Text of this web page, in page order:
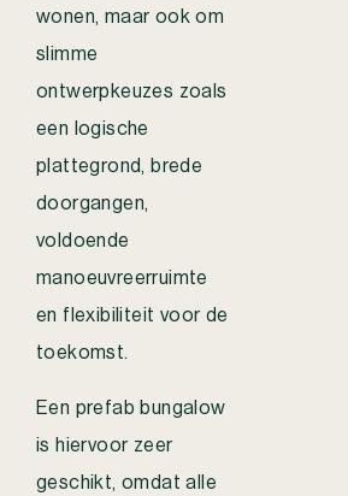
wonen, maar ook om
slimme
ontwerpkeuzes zoals
een logische
plattegrond, brede
doorgangen,
voldoende
manoeuvreerruimte
en flexibiliteit voor de
toekomst.
Een prefab bungalow
is hiervoor zeer
geschikt, omdat alle